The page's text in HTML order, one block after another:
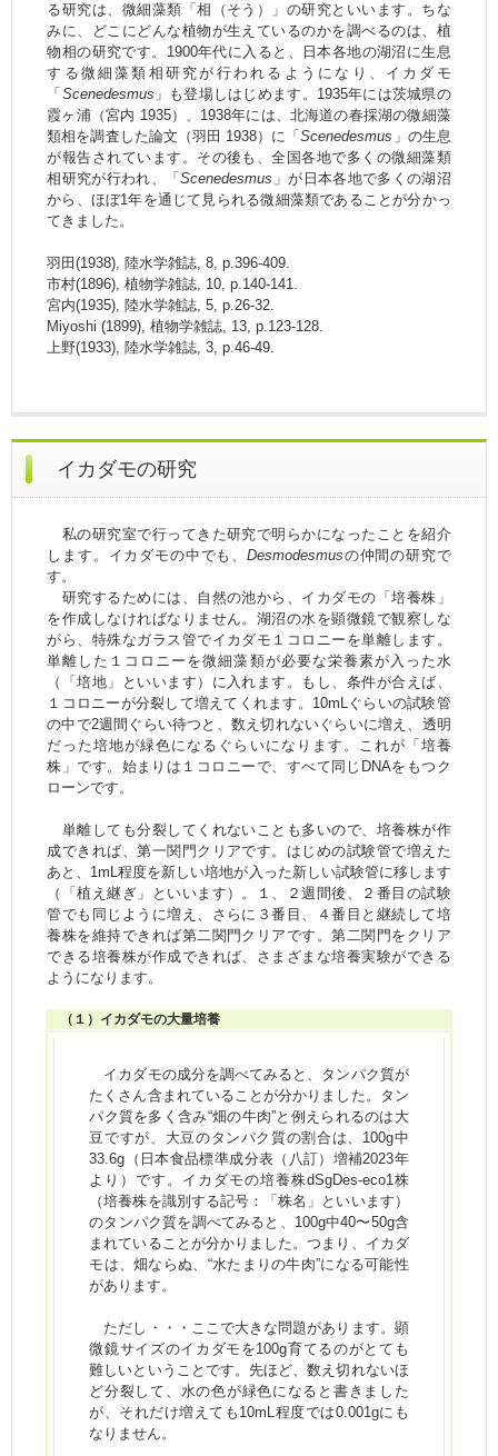
る研究は、微細藻類「相（そう）」の研究といいます。ちな
みに、どこにどんな植物が生えているのかを調べるのは、植
物相の研究です。1900年代に入ると、日本各地の湖沼に生息
する微細藻類相研究が行われるようになり、イカダモ
「 Scenedesmus 」も登場しはじめます。1935年には茨城県の
霞ヶ浦（宮内 1935）、1938年には、北海道の春採湖の微細藻
類相を調査した論文（羽田 1938）に「Scenedesmus 」の生息
が報告されています。その後も、全国各地で多くの微細藻類
相研究が行われ、「Scenedesmus 」が日本各地で多くの湖沼
から、ほぼ1年を通じて見られる微細藻類であることが分かっ
てきました。
羽田(1938), 陸水学雑誌, 8, p.396-409.
市村(1896), 植物学雑誌, 10, p.140-141.
宮内(1935), 陸水学雑誌, 5, p.26-32.
Miyoshi (1899), 植物学雑誌, 13, p.123-128.
上野(1933), 陸水学雑誌, 3, p.46-49.
イカダモの研究
私の研究室で行ってきた研究で明らかになったことを紹介
します。イカダモの中でも、 Desmodesmusの仲間の研究で
す。
研究するためには、自然の池から、イカダモの「培養株」
を作成しなければなりません。湖沼の水を顕微鏡で観察しな
がら、特殊なガラス管でイカダモ１コロニーを単離します。
単離した１コロニーを微細藻類が必要な栄養素が入った水
（「培地」といいます）に入れます。もし、条件が合えば、
１コロニーが分裂して増えてくれます。10mLぐらいの試験管
の中で2週間ぐらい待つと、数え切れないぐらいに増え、透明
だった培地が緑色になるぐらいになります。これが「培養
株」です。始まりは１コロニーで、すべて同じDNAをもつク
ローンです。
単離しても分裂してくれないことも多いので、培養株が作
成できれば、第一関門クリアです。はじめの試験管で増えた
あと、1mL程度を新しい培地が入った新しい試験管に移します
（「植え継ぎ」といいます）。１、２週間後、２番目の試験
管でも同じように増え、さらに３番目、４番目と継続して培
養株を維持できれば第二関門クリアです。第二関門をクリア
できる培養株が作成できれば、さまざまな培養実験ができる
ようになります。
（１）イカダモの大量培養
イカダモの成分を調べてみると、タンパク質が
たくさん含まれていることが分かりました。タン
パク質を多く含み“畑の牛肉”と例えられるのは大
豆ですが、大豆のタンパク質の割合は、100g中
33.6g（日本食品標準成分表（八訂）増補2023年
より）です。イカダモの培養株dSgDes-eco1株
（培養株を識別する記号：「株名」といいます）
のタンパク質を調べてみると、100g中40〜50g含
まれていることが分かりました。つまり、イカダ
モは、畑ならぬ、“水たまりの牛肉”になる可能性
があります。
ただし・・・ここで大きな問題があります。顕
微鏡サイズのイカダモを100g育てるのがとても
難しいということです。先ほど、数え切れないほ
ど分裂して、水の色が緑色になると書きました
が、それだけ増えても10mL程度では0.001gにも
なりません。